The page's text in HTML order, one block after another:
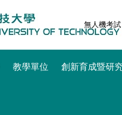
教學單位 創新育成暨研
無人機考試